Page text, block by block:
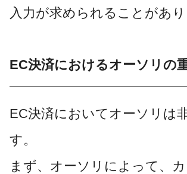
入力が求められることがあり
EC決済におけるオーソリの
EC決済においてオーソリは
す。
まず、オーソリによって、